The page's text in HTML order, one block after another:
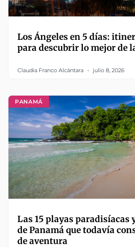
Los Ángeles en 5 días:
para descubrir lo mejor de
Claudia Franco Alcántara julio 8, 2026
PANAMÁ
Las 15 playas paradisíacas
de Panamá que todavía
de aventura